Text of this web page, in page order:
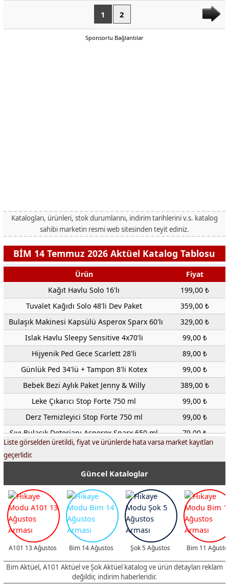
1 2
Sponsorlu Bağlantılar
Katalogları, ürünleri, stok durumlarını, indirim tarihlerini v.s. katalog
sahibi marketin resmi web sitesinden teyit ediniz.
BİM 14 Temmuz 2026 Aktüel Katalog Tablosu
Ürün
Fiyat
Kağıt Havlu Solo 16'lı
199,00 ₺
Tuvalet Kağıdı Solo 48'li Dev Paket
359,00 ₺
Bulaşık Makinesi Kapsülü Asperox Sparx 60'lı
329,00 ₺
Islak Havlu Sleepy Sensitive 4x70'li
99,00 ₺
Hijyenik Ped Gece Scarlett 28'li
89,00 ₺
Günlük Ped 34'lü + Tampon 8'li Kotex
99,00 ₺
Bebek Bezi Aylık Paket Jenny & Willy
389,00 ₺
Leke Çıkarıcı Stop Forte 750 ml
99,00 ₺
Derz Temizleyici Stop Forte 750 ml
99,00 ₺
Sıvı Bulaşık Deterjanı Asperox Sparx 650 ml
79,00 ₺
Klasik Çamaşır Suyu Hypo 3730 ml
89,00 ₺
Ultra Çamaşır Suyu Domestos 5 L
229,00 ₺
Yüzey Temizlik Havlusu Fairy 100'lü
Toz Deterjan Beyazlar Omo Active Oxygen 9 kg
449,00 ₺
Sıvı Çamaşır Deterjanı Perwoll Renkliler 3,96 L
269,00 ₺
Konsantre Çamaşır Yumuşatıcısı Bulut Extra 1500 ml99,00 ₺
Çamaşır Yumuşatıcısı Bulut 5 L
129,00 ₺
Çöp Torbası Çeşitleri Ekomis
20,00 ₺
Spor Ayakkabı Bakım Süngeri Sitil 50 ml
Liste görselden üretildi, fiyat ve ürünlerde hata varsa market kayıtları
geçerlidir.
Güncel Kataloglar
A101 13 Ağustos Bim 14 Ağustos Şok 5 Ağustos Bim 11
Bim Aktüel, A101 Aktüel ve Şok Aktüel katalog ve ürün detayları reklam
değildir, indirim haberleridir.